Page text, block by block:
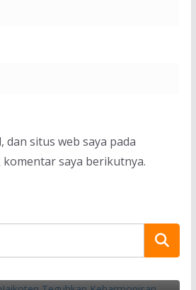
dan situs web saya pada
saya berikutnya.
Naikoten Teguhkan
Melalui Seminar